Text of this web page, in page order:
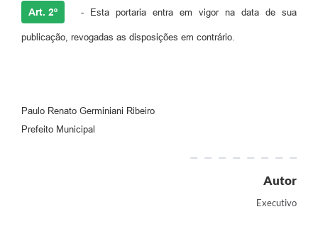
Art. 2º - Esta portaria entra em vigor na data de sua
publicação, revogadas as disposições em contrário.
Paulo Renato Germiniani Ribeiro
Prefeito Municipal
Autor
Executivo